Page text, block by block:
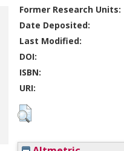
Former Research Units:
Date Deposited:
Last Modified:
DOI:
ISBN:
URI: